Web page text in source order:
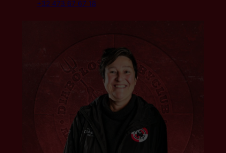
+32 473 67 67 18